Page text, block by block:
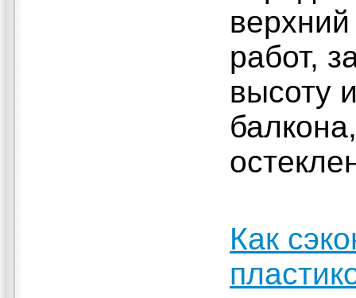
работ,
высоту
Как